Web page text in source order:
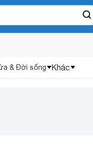
& Đời sống Khác